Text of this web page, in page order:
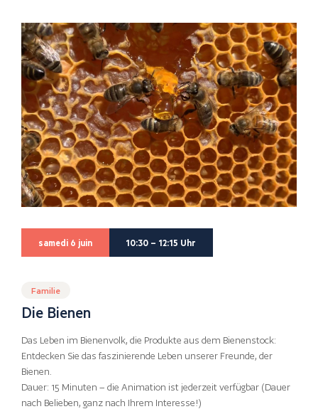
samedi 6 juin 10:30 – 12:15 Uhr
Familie
Die Bienen
Das Leben im Bienenvolk, die Produkte aus dem Bienenstock:
Entdecken Sie das faszinierende Leben unserer Freunde, der
Bienen.
Dauer: 15 Minuten – die Animation ist jederzeit verfügbar (Dauer
nach Belieben, ganz nach Ihrem Interesse!)